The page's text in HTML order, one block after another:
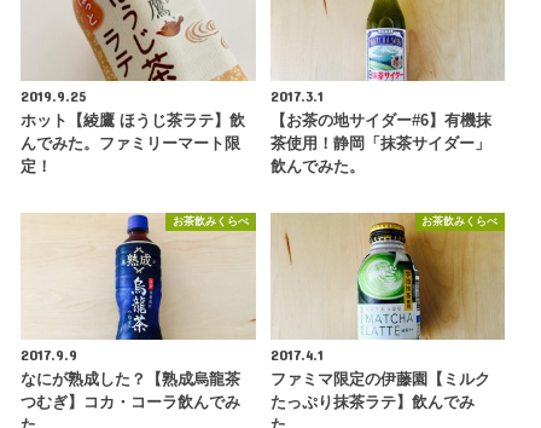
2019.9.25
ホット【綾鷹 ほうじ茶ラテ】飲
んでみた。ファミリーマート限
定！
2017.3.1
【お茶の地サイダー#6】有機抹
茶使用！静岡「抹茶サイダー」
飲んでみた。
お茶飲みくらべ
2017.9.9
なにが熟成した？【熟成烏龍茶
つむぎ】コカ・コーラ飲んでみ
お茶飲みくらべ
2017.4.1
ファミマ限定の伊藤園【ミルク
たっぷり抹茶ラテ】飲んでみ